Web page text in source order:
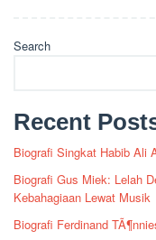
Search
Recent
Biografi Singkat Habib Ali
Biografi Gus Miek: Lelah
Kebahagiaan Lewat Musik
Biografi Ferdinand